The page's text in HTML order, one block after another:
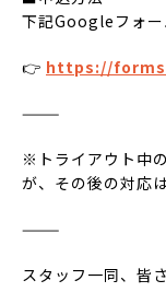
下記Googleフォー
👉 https://
⸻
※トライアウト中
が、その後の対応
⸻
スタッフ一同、皆